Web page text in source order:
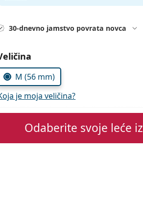
30-dnevno jamstvo povrata novca
parametre
M (56 mm)
je moja veličina?
Odaberite svoje leće iz